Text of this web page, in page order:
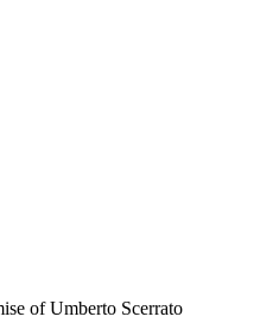
of Umberto Scerrato